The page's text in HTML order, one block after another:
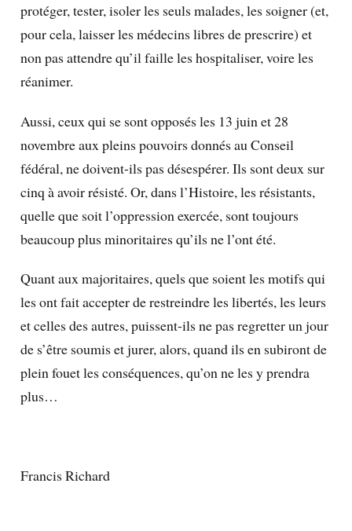
protéger, tester, isoler les seuls malades, les soigner (et,
pour cela, laisser les médecins libres de prescrire) et
non pas attendre qu’il faille les hospitaliser, voire les
réanimer.
Aussi, ceux qui se sont opposés les 13 juin et 28
novembre aux pleins pouvoirs donnés au Conseil
fédéral, ne doivent-ils pas désespérer. Ils sont deux sur
cinq à avoir résisté. Or, dans l’Histoire, les résistants,
quelle que soit l’oppression exercée, sont toujours
beaucoup plus minoritaires qu’ils ne l’ont été.
Quant aux majoritaires, quels que soient les motifs qui
les ont fait accepter de restreindre les libertés, les leurs
et celles des autres, puissent-ils ne pas regretter un jour
de s’être soumis et jurer, alors, quand ils en subiront de
plein fouet les conséquences, qu’on ne les y prendra
plus…
Francis Richard